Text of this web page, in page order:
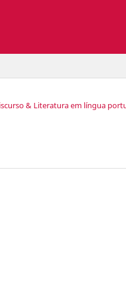
& Literatura em língua